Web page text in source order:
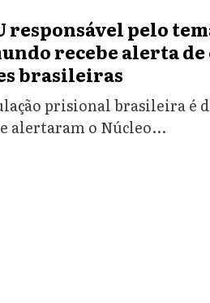
responsável pelo
recebe alerta
brasileiras
prisional brasileira é
alertaram o Núcleo...